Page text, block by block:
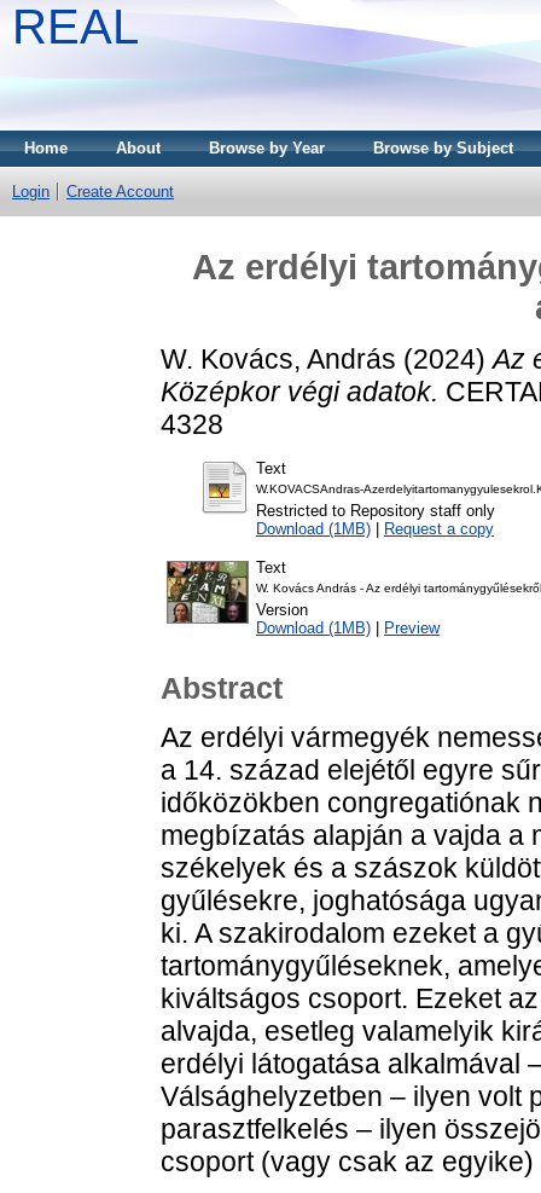
REAL
Home About Browse by Year Browse by Subject
Login Create Account
Az erdélyi
W. Kovács, András (2024)Az
Középkor végi adatok.
4328
Text
W.KOVACSAndras-
Restricted to Repository staff only
Download (1MB)
Request a copy
Text
W. Kovács András - Az erdélyi
Version
Download (1MB)
Preview
Abstract
Az erdélyi vármegyék
a 14. század elejétől egyre
időközökben congregatiónak
megbízatás alapján a vajda a
székelyek és a szászok
gyűlésekre, joghatósága
ki. A szakirodalom ezeket a
tartománygyűléseknek,
kiváltságos csoport. Ezeket
alvajda, esetleg valamelyik
erdélyi látogatása alkalmával
Válsághelyzetben – ilyen volt
parasztfelkelés – ilyen
csoport (vagy csak az